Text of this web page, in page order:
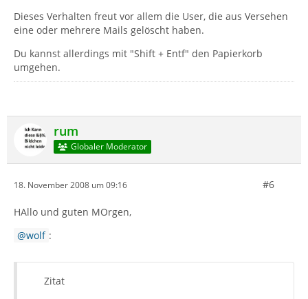
Dieses Verhalten freut vor allem die User, die aus Versehen
eine oder mehrere Mails gelöscht haben.
Du kannst allerdings mit "Shift + Entf" den Papierkorb
umgehen.
rum
Globaler Moderator
18. November 2008 um 09:16 #6
HAllo und guten MOrgen,
wolf :
Zitat